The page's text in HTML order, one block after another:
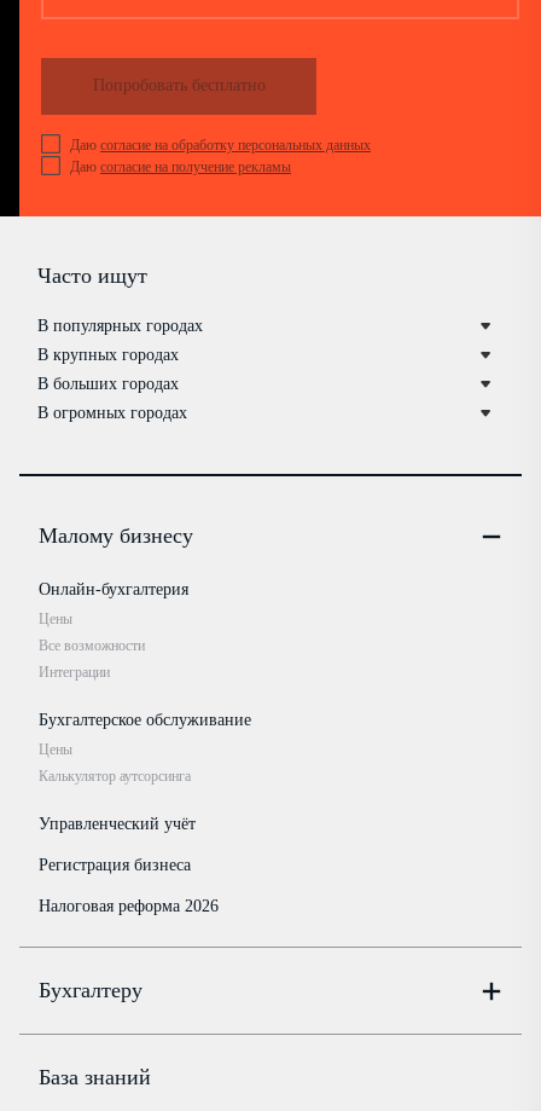
Даю согласие на обработку персональных данных
Даю согласие на получение рекламы
Попробовать бесплатно
Часто ищут
В популярных городах
В крупных городах
В больших городах
В огромных городах
Малому бизнесу
Онлайн-бухгалтерия
Цены
Все возможности
Интеграции
Бухгалтерское обслуживание
Цены
Калькулятор аутсорсинга
Управленческий учёт
Регистрация бизнеса
Налоговая реформа 2026
Бухгалтеру
Цены
База знаний